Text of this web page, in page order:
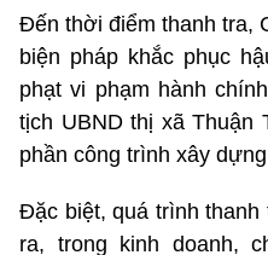
Đến thời điểm thanh tra,
biện pháp khắc phục
phạt vi phạm hành
tịch UBND thị xã Thuận
phần công trình xây
Đặc biệt, quá trình thanh
ra, trong kinh doanh,